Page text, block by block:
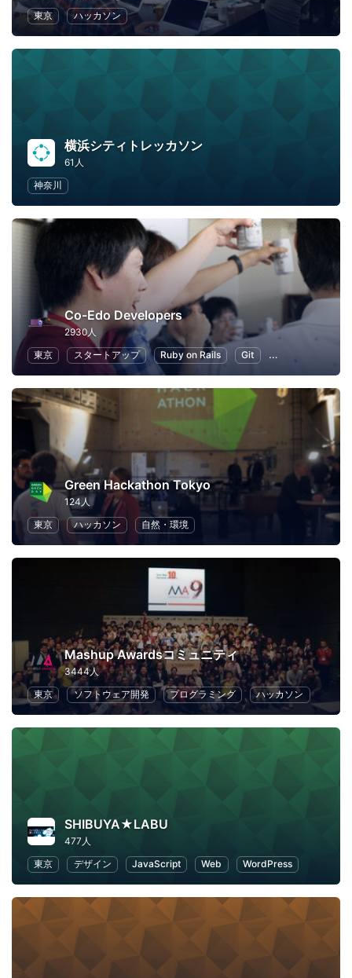
東京
ハッカソン
横浜シティトレッカソン
61人
神奈川
Co-Edo Developers
2930人
東京
スタートアップ Ruby on Rails Git プログラミング
Green Hackathon Tokyo
124人
東京
ハッカソン 自然・環境
Mashup Awardsコミュニティ
3444人
東京
ソフトウェア開発 プログラミング ハッカソン
SHIBUYA★LABU
477人
東京
デザイン JavaScript Web WordPress